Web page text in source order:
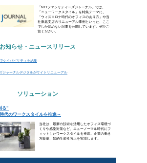
お知らせ・ニュースリリース
完全子会社吸収合併でケイパビリティを結集
ソリューション
“新しい働き方を創る”